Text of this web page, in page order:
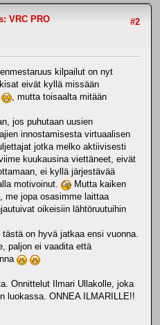
#2
VRC PRO
kilpailut on nyt
eivät kyllä missään
, mutta toisaalta mitään
jos puhutaan uusien
innostamisesta virtuaalisen
jotka melko aktiivisesti
kuukausina viettäneet, eivät
ei kyllä järjestävää
motivoinut.
Mutta kaiken
me jopa osasimme laittaa
oikeisiin lähtöruutuihin
on hyvä jatkaa ensi vuonna.
paljon ei vaadita että
Onnittelut Ilmari Ullakolle, joka
luokassa. ONNEA ILMARILLE!!